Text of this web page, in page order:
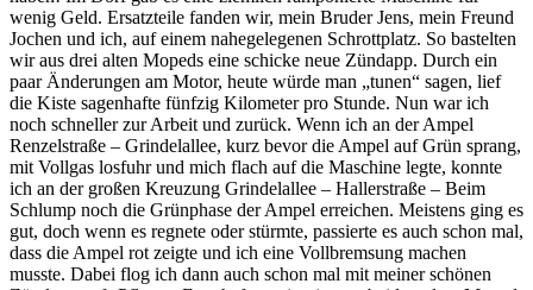
wenig Geld. Ersatzteile fanden wir, mein Bruder Jens, mein Freund
Jochen und ich, auf einem nahegelegenen Schrottplatz. So bastelten
wir aus drei alten Mopeds eine schicke neue Zündapp. Durch ein
paar Änderungen am Motor, heute würde man
tunen
sagen, lief
die Kiste sagenhafte fünfzig Kilometer pro Stunde. Nun war ich
noch schneller zur Arbeit und zurück. Wenn ich an der Ampel
Renzelstraße – Grindelallee, kurz bevor die Ampel auf Grün sprang,
mit Vollgas losfuhr und mich flach auf die Maschine legte, konnte
ich an der großen Kreuzung Grindelallee – Hallerstraße – Beim
Schlump noch die Grünphase der Ampel erreichen. Meistens ging es
gut, doch wenn es regnete oder stürmte, passierte es auch schon mal,
dass die Ampel rot zeigte und ich eine Vollbremsung machen
musste. Dabei flog ich dann auch schon mal mit meiner schönen